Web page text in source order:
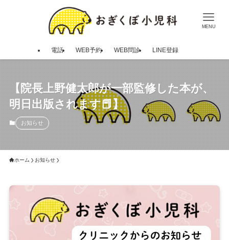
MENU
電話 WEB予約 WEB問診 LINE登録
【院長上野健太郎が一部監修した本が、
明日出版されます📕】
お知らせ
ホーム お知らせ